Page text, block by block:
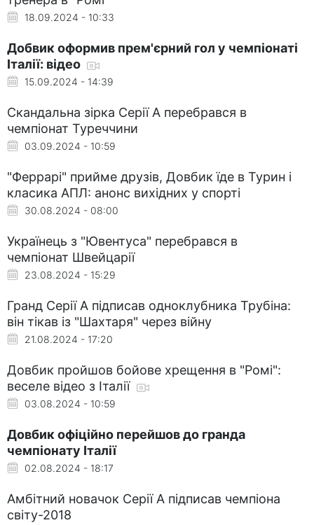
18.09.2024 - 10:33
Добвик оформив прем'єрний гол у чемпіонаті
Італії: відео
15.09.2024 - 14:39
Скандальна зірка Серії А перебрався в
чемпіонат Туреччини
03.09.2024 - 10:59
"Феррарі" прийме друзів, Довбик їде в Турин і
класика АПЛ: анонс вихідних у спорті
30.08.2024 - 08:00
Українець з "Ювентуса" перебрався в
чемпіонат Швейцарії
23.08.2024 - 15:29
Гранд Серії А підписав одноклубника Трубіна:
він тікав із "Шахтаря" через війну
21.08.2024 - 17:20
Довбик пройшов бойове хрещення в "Ромі":
веселе відео з Італії
03.08.2024 - 10:59
Довбик офіційно перейшов до гранда
чемпіонату Італії
02.08.2024 - 18:17
Амбітний новачок Серії А підписав чемпіона
світу-2018